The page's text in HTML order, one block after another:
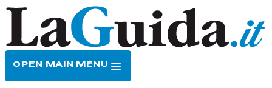
OPEN MAIN MENU